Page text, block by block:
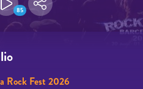
85
Rock Fest 2026